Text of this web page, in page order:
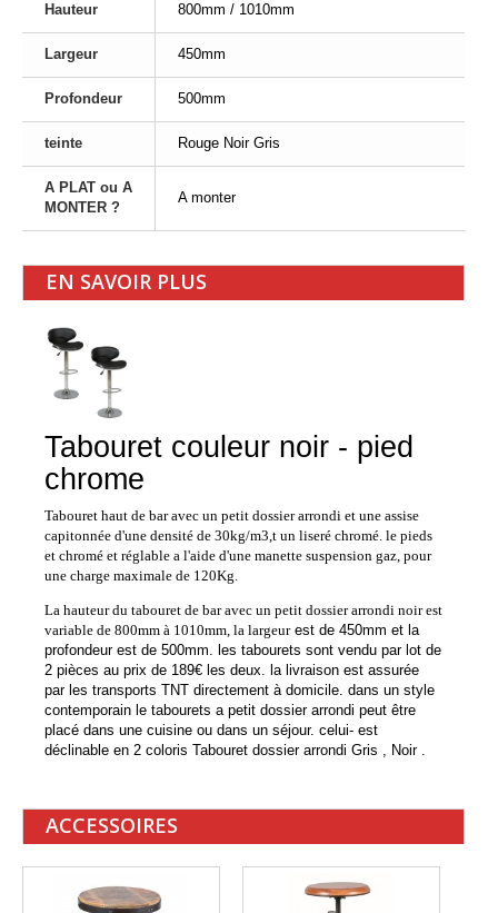
Hauteur 800mm / 1010mm
Largeur 450mm
Profondeur 500mm
teinte Rouge Noir Gris
A PLAT ou A
MONTER ?
A monter
EN SAVOIR PLUS
Tabouret couleur noir - pied
chrome
Tabouret haut de bar avec un petit dossier arrondi et une assise
capitonnée d'une densité de 30kg/m3,t un liseré chromé. le pieds
et chromé et réglable a l'aide d'une manette suspension gaz, pour
une charge maximale de 120Kg.
La hauteur du tabouret de bar avec un petit dossier arrondi noir est
variable de 800mm à 1010mm, la largeurest de 450mm et la
profondeur est de 500mm. les tabourets sont vendu par lot de
2 pièces au prix de 189€ les deux. la livraison est assurée
par les transports TNT directement à domicile. dans un style
contemporain le tabourets a petit dossier arrondi peut être
placé dans une cuisine ou dans un séjour. celui- est
déclinable en 2 coloris Tabouret dossier arrondi Gris , Noir .
ACCESSOIRES